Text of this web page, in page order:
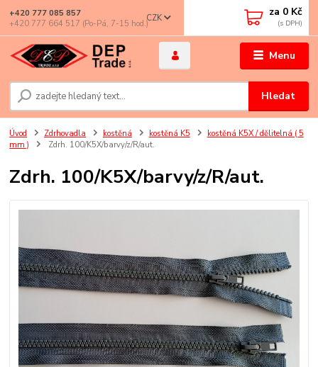
Menu
CZK
Hledat
+420 777 085 857
+420 777 664 517 (Po-Pá, 7-15 hod.)
za 0 Kč
Úvod Zdrhovadla kostěná kostěná K5
kostěná K5X / dělitelná ( 5
mm )
Zdrh. 100/K5X/barvy/z/R/aut.
Zdrh. 100/K5X/barvy/z/R/aut.